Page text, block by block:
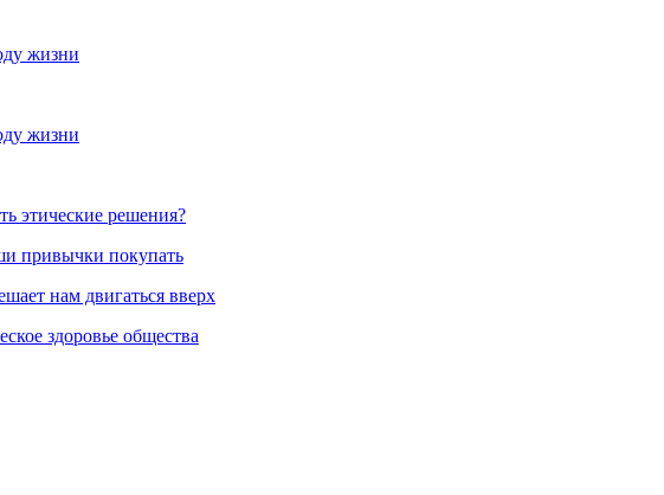
жизни
жизни
этические решения?
привычки покупать
нам двигаться вверх
здоровье общества